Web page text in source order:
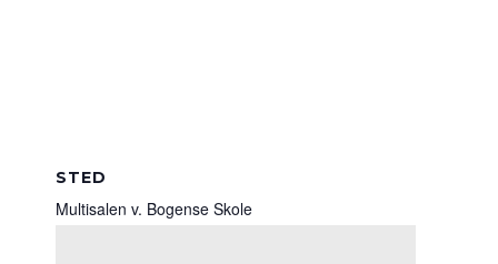
STED
Multisalen v. Bogense Skole